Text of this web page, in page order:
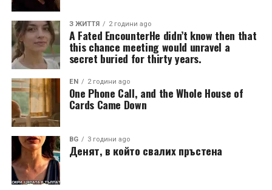
З ЖИТТЯ 2 години ago
A Fated EncounterHe didn’t know then that
this chance meeting would unravel a
secret buried for thirty years.
EN 2 години ago
One Phone Call, and the Whole House of
Cards Came Down
BG 3 години ago
Денят, в който свалих пръстена